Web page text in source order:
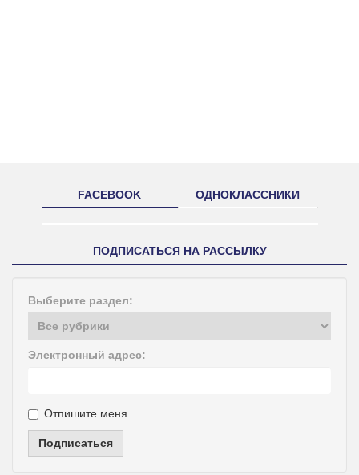
FACEBOOK ОДНОКЛАССНИКИ
ПОДПИСАТЬСЯ НА РАССЫЛКУ
Выберите раздел:
Электронный адрес:
Отпишите меня
Подписаться